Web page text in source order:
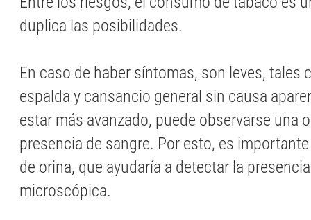
duplica las posibilidades.
En caso de haber síntomas, son leves, tales
espalda y cansancio general sin causa
estar más avanzado, puede observarse una
presencia de sangre. Por esto, es
de orina, que ayudaría a detectar la
microscópica.